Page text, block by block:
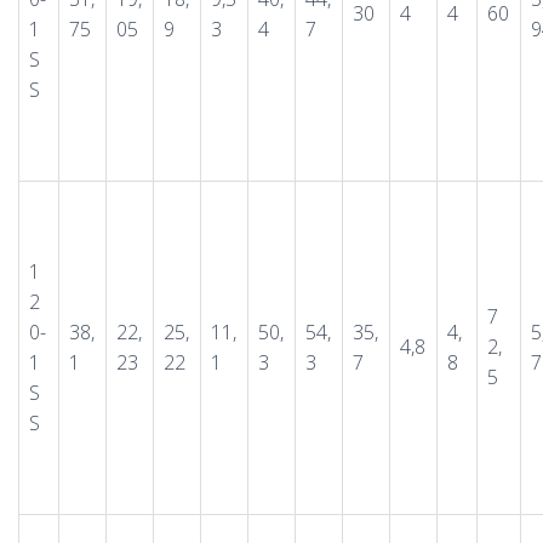
1
S
S
75
05
9
3
4
7
30 4 4 60
1
2
0-
1
S
S
38,
1
22,
23
25,
22
11,
1
50,
3
54,
3
35,
7
4,8
4,
8
7
2,
5